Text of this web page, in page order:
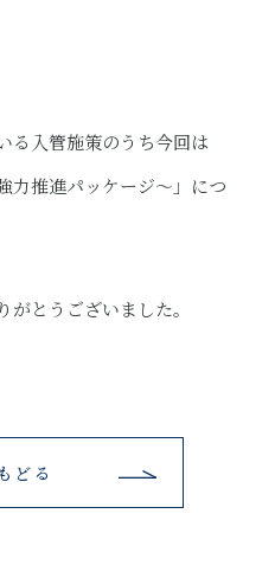
る入管施策のうち今回は
力推進パッケージ～」につ
とうございました。
どる